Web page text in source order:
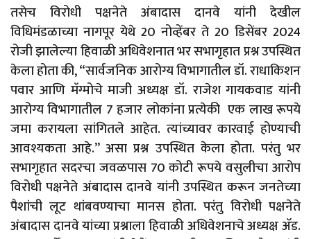
तसेच विरोधी पक्षनेते अंबादास दानवे यांनी देखील
विधिमंडळाच्या नागपूर येथे 20 नोव्हेंबर ते 20 डिसेंबर 2024
रोजी झालेल्या हिवाळी अधिवेशनात भर सभागृहात प्रश्न उपस्थित
केला होता की, “सार्वजनिक आरोग्य विभागातील डॉ. राधाकिशन
पवार आणि मॅग्मोचे माजी अध्यक्ष डॉ. राजेश गायकवाड यांनी
आरोग्य विभागातील 7 हजार लोकांना प्रत्येकी एक लाख रूपये
जमा करायला सांगितले आहेत. त्यांच्यावर कारवाई होण्याची
आवश्यकता आहे.” असा प्रश्न उपस्थित केला होता. परंतु भर
सभागृहात सदरचा जवळपास 70 कोटी रूपये वसुलीचा आरोप
विरोधी पक्षनेते अंबादास दानवे यांनी उपस्थित करून जनतेच्या
पैशांची लूट थांबवण्याचा मानस होता. परंतु विरोधी पक्षनेते
अंबादास दानवे यांच्या प्रश्नाला हिवाळी अधिवेशनाचे अध्यक्ष ॲड.